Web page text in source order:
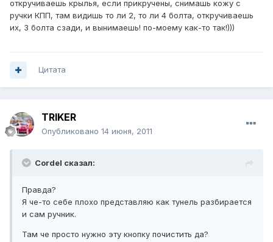
откручиваешь крылья, если прикручены, снимашь кожу с
ручки КПП, там видишь то ли 2, то ли 4 болта, откручиваешь
их, 3 болта сзади, и вынимаешь! по-моему как-то так!)))
Цитата
TRIKER
Опубликовано 14 июня, 2011
Cordel сказал:
Правда?
Я че-то себе плохо представляю как тунель разбирается
и сам ручник.
Там че просто нужно эту кнопку почистить да?